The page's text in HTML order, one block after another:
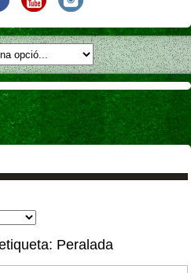
Peralada